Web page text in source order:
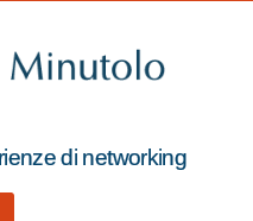
di networking